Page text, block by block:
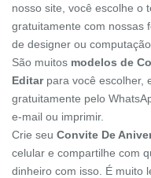
nosso site, você escolhe o
gratuitamente com nossas
de designer ou computação.
São muitos modelos de
Editarpara você escolher,
gratuitamente pelo
e-mail ou imprimir.
Crie seu Convite De
celular e compartilhe com
dinheiro com isso. É muito